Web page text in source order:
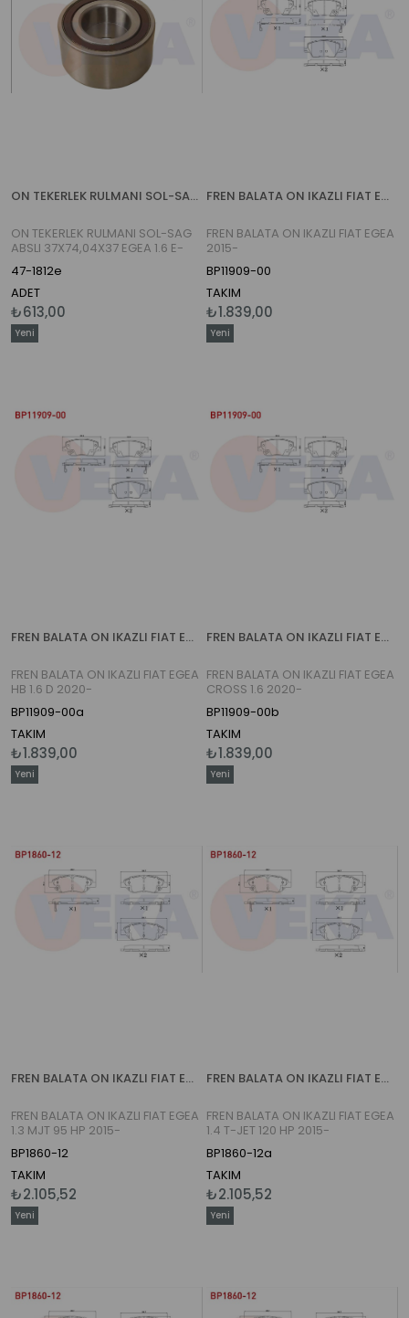
ON TEKERLEK RULMANI SOL-SAG ABSLI 37X74,04X37 EGEA 1.6 E-TORQ 15-
ON TEKERLEK RULMANI SOL-SAG
ABSLI 37X74,04X37 EGEA 1.6 E-
TORQ 15-
47-1812e
ADET
₺613,00
FREN BALATA ON IKAZLI FIAT EGEA 2015-
FREN BALATA ON IKAZLI FIAT EGEA
2015-
BP11909-00
TAKIM
₺1.839,00
FREN BALATA ON IKAZLI FIAT EGEA HB 1.6 D 2020-
FREN BALATA ON IKAZLI FIAT EGEA
HB 1.6 D 2020-
BP11909-00a
TAKIM
₺1.839,00
Yeni
FREN BALATA ON IKAZLI FIAT EGEA CROSS 1.6 2020-
FREN BALATA ON IKAZLI FIAT EGEA
CROSS 1.6 2020-
BP11909-00b
TAKIM
₺1.839,00
Yeni
FREN BALATA ON IKAZLI FIAT EGEA 1.3 MJT 95 HP 2015-
FREN BALATA ON IKAZLI FIAT EGEA
1.3 MJT 95 HP 2015-
BP1860-12
TAKIM
₺2.105,52
Yeni
FREN BALATA ON IKAZLI FIAT EGEA 1.4 T-JET 120 HP 2015-
FREN BALATA ON IKAZLI FIAT EGEA
1.4 T-JET 120 HP 2015-
BP1860-12a
TAKIM
₺2.105,52
Yeni
Yeni
Yeni